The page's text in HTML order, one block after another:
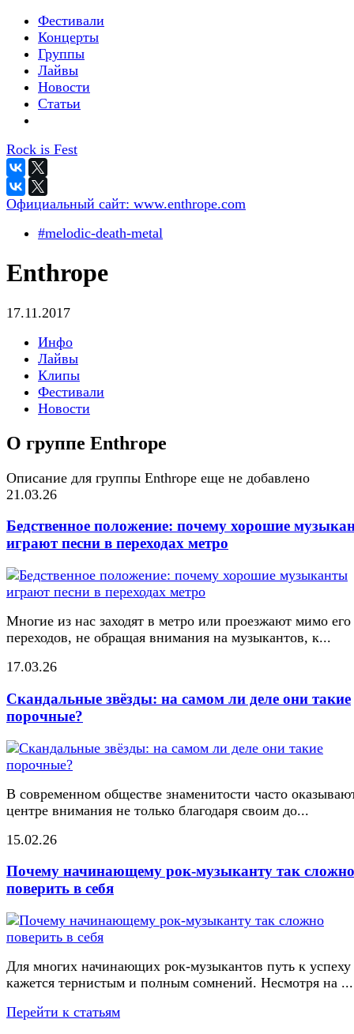
Фестивали
Концерты
Группы
Лайвы
Новости
Статьи
Rock is Fest
Официальный сайт: www.enthrope.com
#melodic-death-metal
Enthrope
17.11.2017
Инфо
Лайвы
Клипы
Фестивали
Новости
О группе Enthrope
Описание для группы Enthrope еще не добавлено
21.03.26
Бедственное положение: почему хорошие
играют песни в переходах метро
Многие из нас заходят в метро или проезжают мимо его
переходов, не обращая внимания на музыкантов, к...
17.03.26
Скандальные звёзды: на самом ли деле они такие
порочные?
В современном обществе знаменитости часто
центре внимания не только благодаря своим до...
15.02.26
Почему начинающему рок-музыканту так сложно
поверить в себя
Для многих начинающих рок-музыкантов путь к успеху
кажется тернистым и полным сомнений. Несмотря на ...
Перейти к статьям